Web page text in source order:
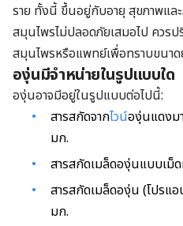
ราย ทั้งนี้ ขึ้นอยู่กับอายุ สุขภาพและ
สมุนไพรไม่ปลอดภัยเสมอไป คว
สมุนไพรหรือแพทย์เพื่อทราบขนาด
องุ่นมีจำหน่ายในรูปแบบใด
องุ่นอาจมีอยู่ในรูปแบบต่อไปนี้:
สารสกัดจากไวน์องุ่นแดงม
มก.
สารสกัดเมล็ดองุ่นแบบเม็
สารสกัดเมล็ดองุ่น (โปรแ
มก.